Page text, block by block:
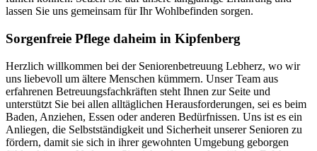
lassen Sie uns gemeinsam für Ihr Wohlbefinden sorgen.
Sorgenfreie Pflege daheim in Kipfenberg
Herzlich willkommen bei der Seniorenbetreuung Lebherz, wo wir
uns liebevoll um ältere Menschen kümmern. Unser Team aus
erfahrenen Betreuungsfachkräften steht Ihnen zur Seite und
unterstützt Sie bei allen alltäglichen Herausforderungen, sei es beim
Baden, Anziehen, Essen oder anderen Bedürfnissen. Uns ist es ein
Anliegen, die Selbstständigkeit und Sicherheit unserer Senioren zu
fördern, damit sie sich in ihrer gewohnten Umgebung geborgen